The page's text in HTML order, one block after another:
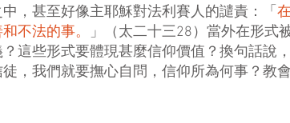
，甚至好像主耶穌對法利賽人的譴責：「
不法的事。
」（太二十三28）當外在形式
這些形式要體現甚麼信仰價值？換句話說，
，我們就要撫心自問，信仰所為何事？教會